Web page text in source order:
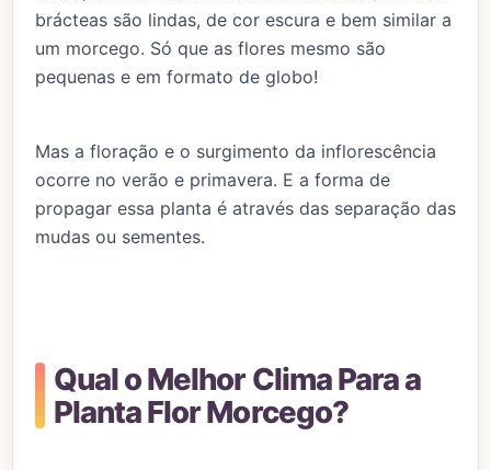
brácteas são lindas, de cor escura e bem similar a
um morcego. Só que as flores mesmo são
pequenas e em formato de globo!
Mas a floração e o surgimento da inflorescência
ocorre no verão e primavera. E a forma de
propagar essa planta é através das separação das
mudas ou sementes.
Qual o Melhor Clima Para a
Planta Flor Morcego?